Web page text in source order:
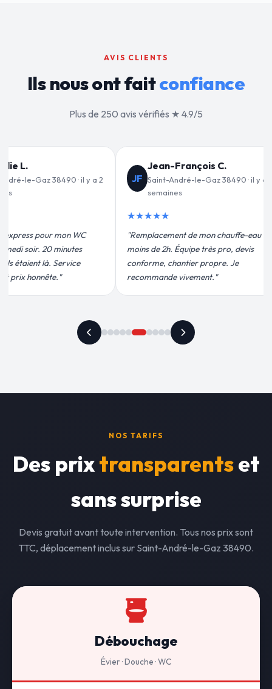
AVIS CLIENTS
Ils nous ont faitconfiance
Plus de 250 avis vérifiés ★ 4.9/5
C.
le-Gaz 38490 · il y a 3
mon chauffe-eau en
très pro, devis
propre. Je
VD
Valérie D.
Saint-André-le-Gaz 38490 · il y a
1 mois
★★★★★
"Un grand merci à Sylvain Plombier
pour leur intervention rapide et
efficace. Fuite réparée en 30 min, prix
plus qu'honnête !"
NOS TARIFS
Des prixtransparentset
sans surprise
Devis gratuit avant toute intervention. Tous nos prix sont
TTC, déplacement inclus sur Saint-André-le-Gaz 38490.
Débouchage
Évier · Douche · WC